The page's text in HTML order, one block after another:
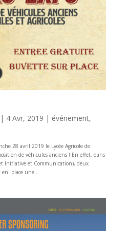
| 4 Avr, 2019 | événement,
28 avril 2019 le Lycée Agricole de
de véhicules anciens ! En effet, dans
Initiative et Communication), deux
en place une...